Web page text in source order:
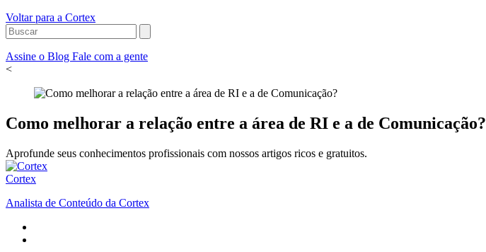
Voltar para a Cortex
Assine o Blog Fale com a gente
<
Como melhorar a relação entre a área de RI e a de Comunicação?
Aprofunde seus conhecimentos profissionais com nossos artigos ricos e gratuitos.
Cortex
Analista de Conteúdo da Cortex